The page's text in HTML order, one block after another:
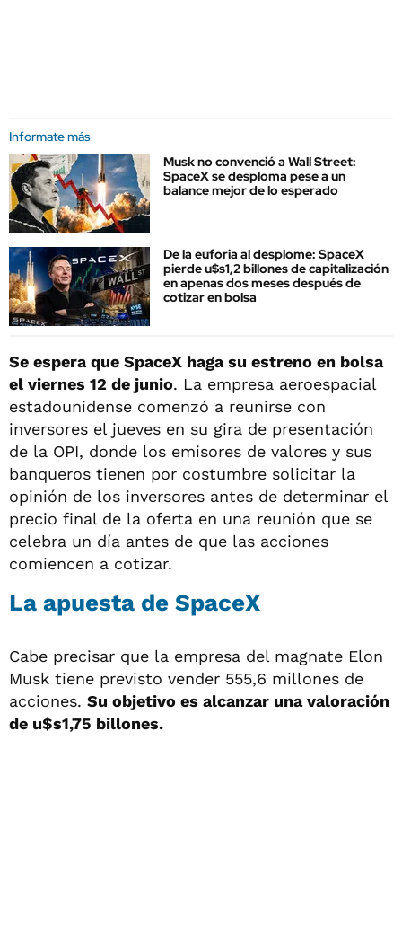
Informate más
Musk no convenció a Wall Street:
SpaceX se desploma pese a un
balance mejor de lo esperado
De la euforia al desplome: SpaceX
pierde u$s1,2 billones de capitalización
en apenas dos meses después de
cotizar en bolsa
Se espera que SpaceX haga su estreno en bolsa
el viernes 12 de junio. La empresa aeroespacial
estadounidense comenzó a reunirse con
inversores el jueves en su gira de presentación
de la OPI, donde los emisores de valores y sus
banqueros tienen por costumbre solicitar la
opinión de los inversores antes de determinar el
precio final de la oferta en una reunión que se
celebra un día antes de que las acciones
comiencen a cotizar.
La apuesta de SpaceX
Cabe precisar que la empresa del magnate Elon
Musk tiene previsto vender 555,6 millones de
acciones. Su objetivo es alcanzar una valoración
de u$s1,75 billones.